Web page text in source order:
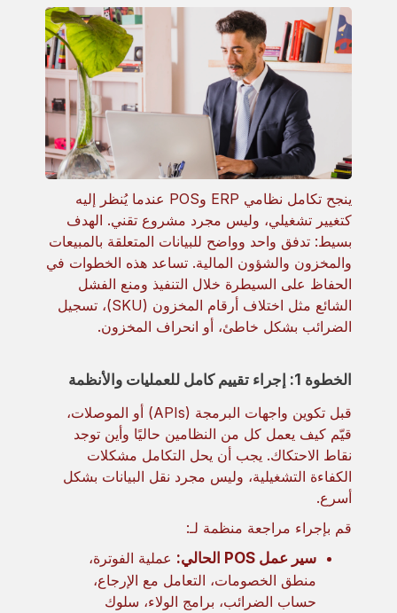
ينجح تكامل نظامي ERP وPOS عندما يُنظر إليه
كتغيير تشغيلي، وليس مجرد مشروع تقني. الهدف
بسيط: تدفق واحد وواضح للبيانات المتعلقة بالمبيعات
والمخزون والشؤون المالية. تساعد هذه الخطوات في
الحفاظ على السيطرة خلال التنفيذ ومنع الفشل
الشائع مثل اختلاف أرقام المخزون (SKU)، تسجيل
الضرائب بشكل خاطئ، أو انحراف المخزون.
الخطوة 1: إجراء تقييم كامل للعمليات والأنظمة
قبل تكوين واجهات البرمجة (APIs) أو الموصلات،
قيّم كيف يعمل كل من النظامين حاليًا وأين توجد
نقاط الاحتكاك. يجب أن يحل التكامل مشكلات
الكفاءة التشغيلية، وليس مجرد نقل البيانات بشكل
أسرع.
قم بإجراء مراجعة منظمة لـ:
سير عمل POS الحالي:
عملية الفوترة،
منطق الخصومات، التعامل مع الإرجاع،
حساب الضرائب، برامج الولاء، سلوك